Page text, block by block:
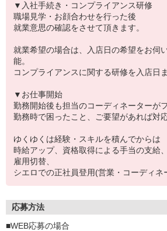
▼入社手続き・コンプライアンス研修
職場見学・お顔合わせを行った後
就業意思の確認をさせて頂きます。
就業希望の場合は、入店日の希望をお伺
能。
コンプライアンスに関する研修を入店日
▼お仕事開始
勤務開始後も担当のコーディネーターが
勤務時で困ったこと、ご要望があれば対
ゆくゆくは経験・スキルを積んでからは
時給アップ、資格取得による手当の支給
雇用切替、
シエロでの正社員登用(営業・コーディネ
応募方法
■WEB応募の場合